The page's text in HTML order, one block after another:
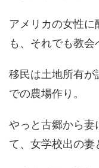
アメリカの女性に
も、それでも教会
移民は土地所有が
での農場作り。
やっと古郷から妻
て、女学校出の妻